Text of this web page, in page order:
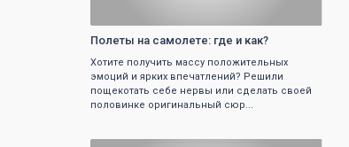
Полеты на самолете: где и как?
Хотите получить массу положительных
эмоций и ярких впечатлений? Решили
пощекотать себе нервы или сделать своей
половинке оригинальный сюр...